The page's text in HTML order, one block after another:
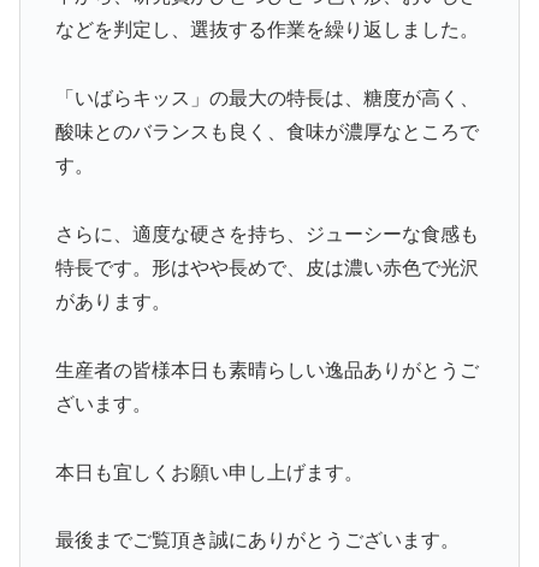
などを判定し、選抜する作業を繰り返しました。
「いばらキッス」の最大の特長は、糖度が高く、
酸味とのバランスも良く、食味が濃厚なところで
す。
さらに、適度な硬さを持ち、ジューシーな食感も
特長です。形はやや長めで、皮は濃い赤色で光沢
があります。
生産者の皆様本日も素晴らしい逸品ありがとうご
ざいます。
本日も宜しくお願い申し上げます。
最後までご覧頂き誠にありがとうございます。